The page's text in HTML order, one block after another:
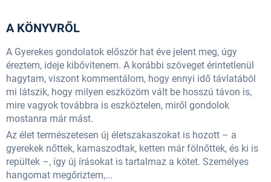
A KÖNYVRŐL
A Gyerekes gondolatok először hat éve jelent meg, úgy
éreztem, ideje kibővítenem. A korábbi szöveget érintetlenül
hagytam, viszont kommentálom, hogy ennyi idő távlatából
mi látszik, hogy milyen eszközöm vált be hosszú távon is,
mire vagyok továbbra is eszköztelen, miről gondolok
mostanra már mást.
Az élet természetesen új életszakaszokat is hozott – a
gyerekek nőttek, kamaszodtak, ketten már fölnőttek, és ki is
repültek –, így új írásokat is tartalmaz a kötet. Személyes
hangomat megőriztem,...